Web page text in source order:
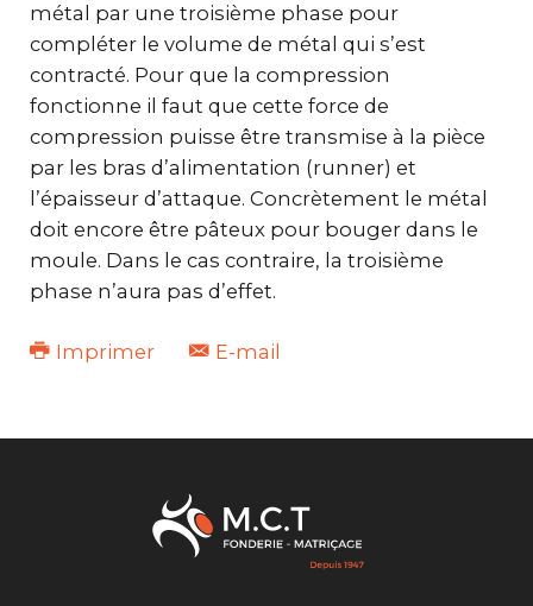
métal par une troisième phase pour
compléter le volume de métal qui s’est
contracté. Pour que la compression
fonctionne il faut que cette force de
compression puisse être transmise à la pièce
par les bras d’alimentation (runner) et
l’épaisseur d’attaque. Concrètement le métal
doit encore être pâteux pour bouger dans le
moule. Dans le cas contraire, la troisième
phase n’aura pas d’effet.
Imprimer E-mail